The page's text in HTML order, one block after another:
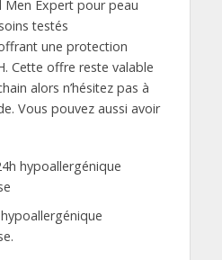
Men Expert pour peau
testés
une protection
Cette offre reste valable
alors n’hésitez pas à
Vous pouvez aussi avoir
hypoallergénique